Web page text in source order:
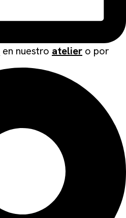
en nuestro atelier o por